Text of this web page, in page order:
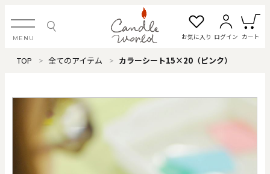
MENU お気に入り ログイン カート
ログイン・新規会員登録
お気に入り一覧
TOP 全てのアイテム カラーシート15×20（ピンク）